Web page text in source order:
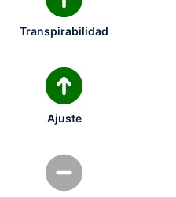
Transpirabilidad
Ajuste